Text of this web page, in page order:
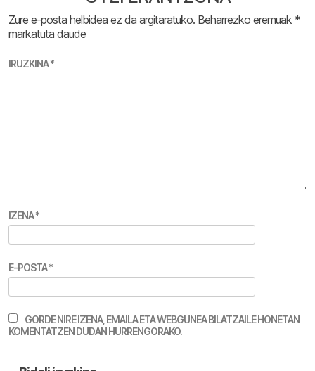
Zure e-posta helbidea ez da argitaratuko. Beharrezko eremuak *
markatuta daude
IRUZKINA*
IZENA*
E-POSTA*
GORDE NIRE IZENA, EMAILA ETA WEBGUNEA BILATZAILE HONETAN
KOMENTATZEN DUDAN HURRENGORAKO.